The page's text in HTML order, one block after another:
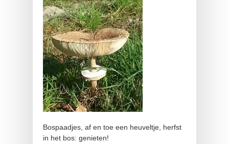
Bospaadjes, af en toe een heuveltje, herfst
in het bos: genieten!